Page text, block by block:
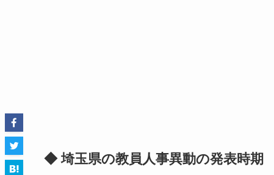
◆ 埼玉県の教員人事異動の発表時期